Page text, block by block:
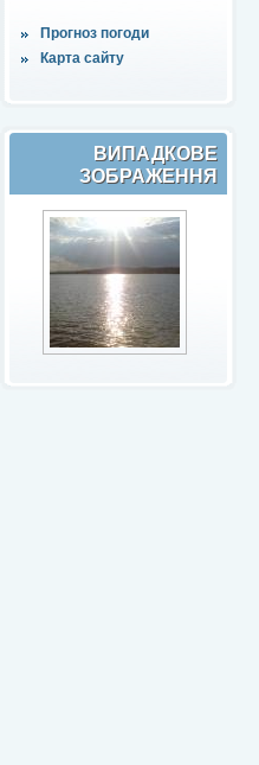
Прогноз погоди
Карта сайту
ВИПАДКОВЕ
ЗОБРАЖЕННЯ